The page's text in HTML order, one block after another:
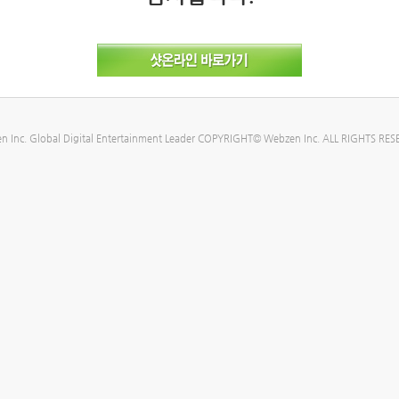
Inc. Global Digital Entertainment Leader COPYRIGHT© Webzen Inc. ALL RIGHTS